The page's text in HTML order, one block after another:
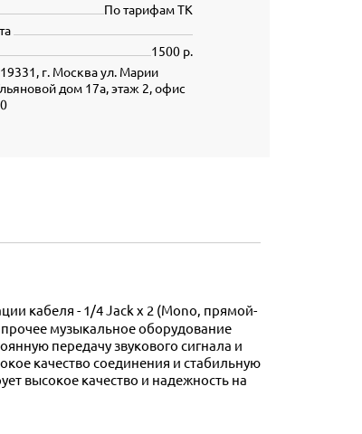
По тарифам ТК
1500 р.
г. Москва ул. Марии
дом 17а, этаж 2, офис
музыкальное оборудование
передачу звукового сигнала и
качество соединения и стабильную
высокое качество и надежность на